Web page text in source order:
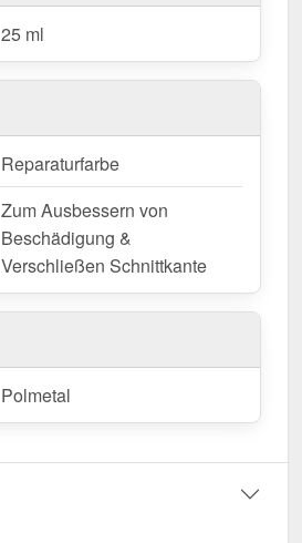
25 ml
Reparaturfarbe
Zum Ausbessern von
Beschädigung &
Verschließen Schnittkante
Polmetal